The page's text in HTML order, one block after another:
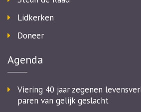
Lidkerken
Doneer
Agenda
Viering 40 jaar zegenen
paren van gelijk geslacht